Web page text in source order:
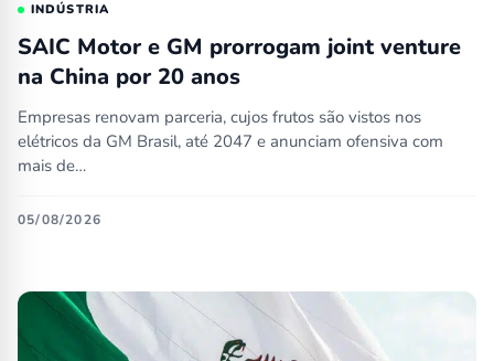
INDÚSTRIA
SAIC Motor e GM prorrogam joint venture
na China por 20 anos
Empresas renovam parceria, cujos frutos são vistos nos
elétricos da GM Brasil, até 2047 e anunciam ofensiva com
mais de…
05/08/2026